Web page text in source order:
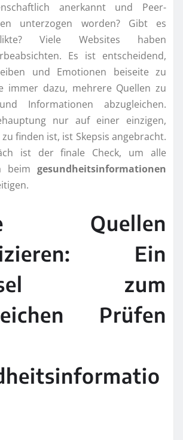
anerkannt und Peer-
unterzogen worden? Gibt es
Viele Websites haben
Es ist entscheidend,
und Emotionen beiseite zu
immer dazu, mehrere Quellen zu
Informationen abzugleichen.
nur auf einer einzigen,
finden ist, ist Skepsis angebracht.
ist der finale Check, um alle
beim gesundheitsinformationen
Quellen
Ein
zum
Prüfen